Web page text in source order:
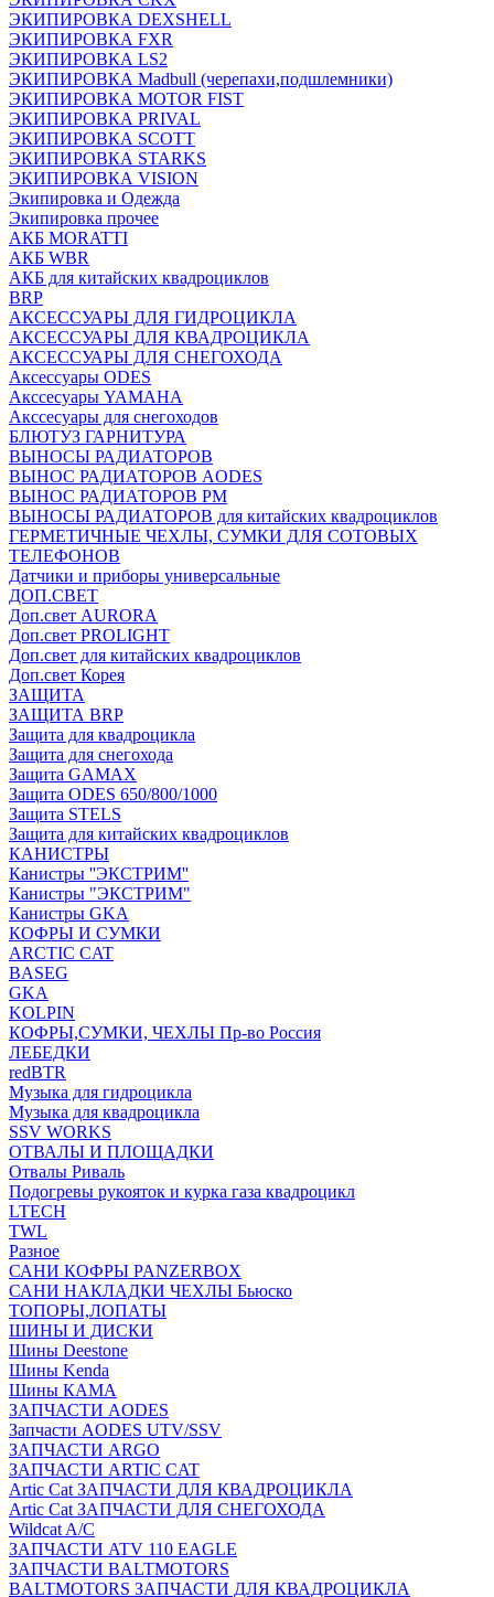
ЭКИПИРОВКА DEXSHELL
ЭКИПИРОВКА FXR
ЭКИПИРОВКА LS2
ЭКИПИРОВКА Madbull (черепахи,подшлемники)
ЭКИПИРОВКА MOTOR FIST
ЭКИПИРОВКА PRIVAL
ЭКИПИРОВКА SCOTT
ЭКИПИРОВКА STARKS
ЭКИПИРОВКА VISION
Экипировка и Одежда
Экипировка прочее
АКБ MORATTI
АКБ WBR
АКБ для китайских квадроциклов
BRP
АКСЕССУАРЫ ДЛЯ ГИДРОЦИКЛА
АКСЕССУАРЫ ДЛЯ КВАДРОЦИКЛА
АКСЕССУАРЫ ДЛЯ СНЕГОХОДА
Аксессуары ODES
Акссесуары YAMAHA
Акссесуары для снегоходов
БЛЮТУЗ ГАРНИТУРА
ВЫНОСЫ РАДИАТОРОВ
ВЫНОС РАДИАТОРОВ AODES
ВЫНОС РАДИАТОРОВ РМ
ВЫНОСЫ РАДИАТОРОВ для китайских квадроциклов
ГЕРМЕТИЧНЫЕ ЧЕХЛЫ, СУМКИ ДЛЯ СОТОВЫХ
ТЕЛЕФОНОВ
Датчики и приборы универсальные
ДОП.СВЕТ
Доп.свет AURORA
Доп.свет PROLIGHT
Доп.свет для китайских квадроциклов
Доп.свет Корея
ЗАЩИТА
ЗАЩИТА BRP
Защита для квадроцикла
Защита для снегохода
Защита GAMAX
Защита ODES 650/800/1000
Защита STELS
Защита для китайских квадроциклов
КАНИСТРЫ
Канистры ''ЭКСТРИМ''
Канистры "ЭКСТРИМ"
Канистры GKA
КОФРЫ И СУМКИ
ARCTIC CAT
BASEG
GKA
KOLPIN
КОФРЫ,СУМКИ, ЧЕХЛЫ Пр-во Россия
ЛЕБЕДКИ
redBTR
Музыка для гидроцикла
Музыка для квадроцикла
SSV WORKS
ОТВАЛЫ И ПЛОЩАДКИ
Отвалы Риваль
Подогревы рукояток и курка газа квадроцикл
LTECH
TWL
Разное
САНИ КОФРЫ PANZERBOX
САНИ НАКЛАДКИ ЧЕХЛЫ Бьюско
ТОПОРЫ,ЛОПАТЫ
ШИНЫ И ДИСКИ
Шины Deestone
Шины Kenda
Шины КАМА
ЗАПЧАСТИ AODES
Запчасти AODES UTV/SSV
ЗАПЧАСТИ ARGO
ЗАПЧАСТИ ARTIC CAT
Artic Cat ЗАПЧАСТИ ДЛЯ КВАДРОЦИКЛА
Artic Cat ЗАПЧАСТИ ДЛЯ СНЕГОХОДА
Wildcat A/C
ЗАПЧАСТИ ATV 110 EAGLE
ЗАПЧАСТИ BALTMOTORS
BALTMOTORS ЗАПЧАСТИ ДЛЯ КВАДРОЦИКЛА